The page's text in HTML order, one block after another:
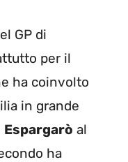
GP di
per il
ha coinvolto
in grande
Espargarò al
ha